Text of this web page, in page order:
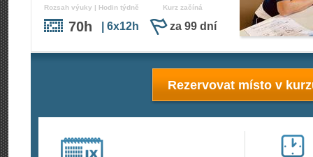
Rozsah výuky | Hodin týdně
70h | 6x12h
Kurz začíná
za 99 dní
Rezervovat místo v